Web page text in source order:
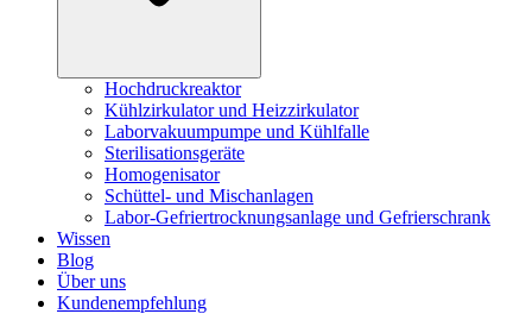
Hochdruckreaktor
Kühlzirkulator und Heizzirkulator
Laborvakuumpumpe und Kühlfalle
Sterilisationsgeräte
Homogenisator
Schüttel- und Mischanlagen
Labor-Gefriertrocknungsanlage und Gefrierschrank
Wissen
Blog
Über uns
Kundenempfehlung